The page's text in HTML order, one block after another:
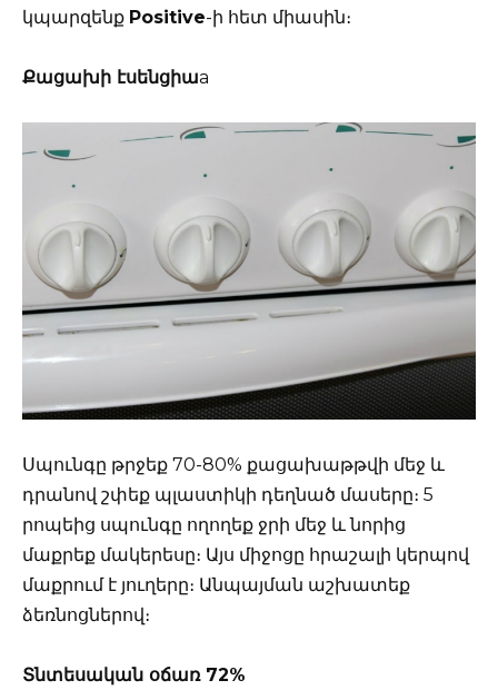
կպարզենք Positive-ի հետ միասին։
Քացախի էսենցիաa
Սպունգը թրջեք 70-80% քացախաթթվի մեջ և
դրանով շփեք պլաստիկի դեղնած մասերը։ 5
րոպեից սպունգը ողողեք ջրի մեջ և նորից
մաքրեք մակերեսը։ Այս միջոցը հրաշալի կերպով
մաքրում է յուղերը։ Անպայման աշխատեք
ձեռնոցներով։
Տնտեսական օճառ 72%